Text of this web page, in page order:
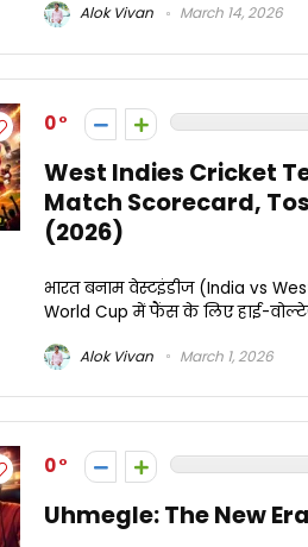
Alok Vivan March 14, 2026
0
West Indies Cricket
Match Scorecard,
(2026)
भारत बनाम वेस्टइंडीज (India vs
World Cup में फैंस के लिए हाई-
Alok Vivan March 1, 2026
0
Uhmegle: The New